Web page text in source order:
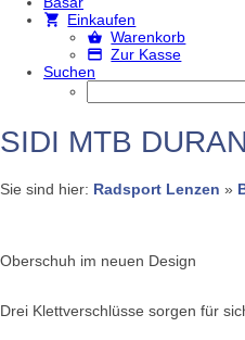
Einkaufen
Warenkorb
Zur Kasse
Suchen
SIDI MTB
Sie sind hier: Radsport Lenzen »
Oberschuh im neuen Design
Drei Klettverschlüsse sorgen für